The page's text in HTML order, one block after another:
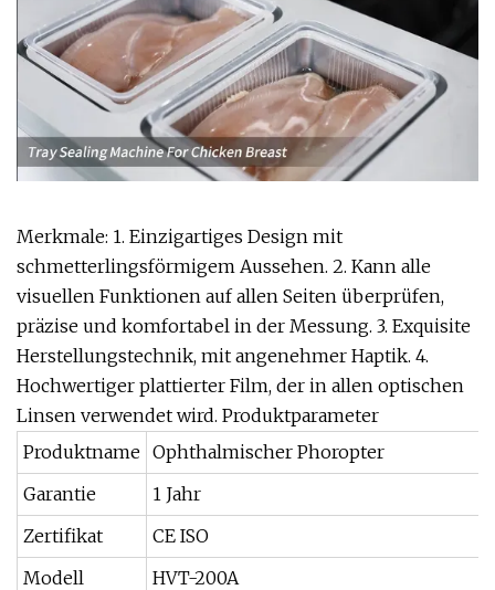
Merkmale: 1. Einzigartiges Design mit
schmetterlingsförmigem Aussehen. 2. Kann alle
visuellen Funktionen auf allen Seiten überprüfen,
präzise und komfortabel in der Messung. 3. Exquisite
Herstellungstechnik, mit angenehmer Haptik. 4.
Hochwertiger plattierter Film, der in allen optischen
Linsen verwendet wird. Produktparameter
Produktname Ophthalmischer Phoropter
Garantie
1 Jahr
Zertifikat
CE ISO
Modell
HVT-200A